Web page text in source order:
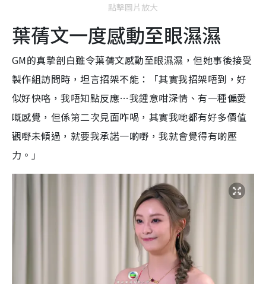
點擊圖片放大
葉蒨文一度感動至眼濕濕
GM的真摯剖白雖令葉蒨文感動至眼濕濕，但她事後接受
製作組訪問時，坦言招架不能：「其實我招架唔到，好
似好快咯，我唔知點反應…我鍾意咁深情、有一種偏愛
嘅感覺，但係第二次見面咋喎，其實我哋都有好多價值
觀嘢未傾過，就要我承諾一啲嘢，我就會覺得有啲壓
力。」